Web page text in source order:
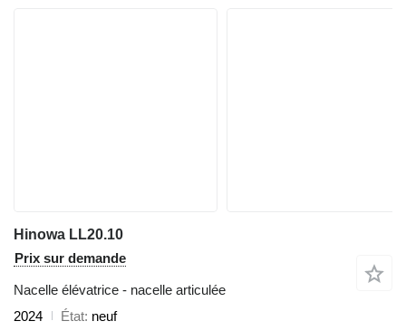
Hinowa LL20.10
Prix sur demande
Nacelle élévatrice - nacelle articulée
2024
État neuf